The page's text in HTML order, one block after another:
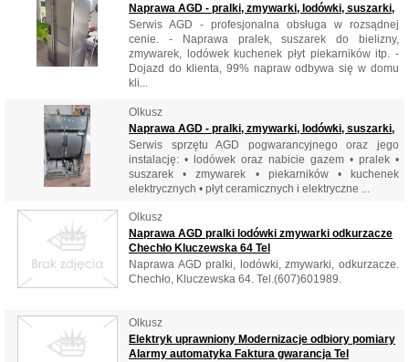
Naprawa AGD - pralki, zmywarki, lodówki, suszarki,
Serwis AGD - profesjonalna obsługa w rozsądnej
cenie. - Naprawa pralek, suszarek do bielizny,
zmywarek, lodówek kuchenek płyt piekarników itp. -
Dojazd do klienta, 99% napraw odbywa się w domu
kli...
Olkusz
Naprawa AGD - pralki, zmywarki, lodówki, suszarki,
Serwis sprzętu AGD pogwarancyjnego oraz jego
instalację: • lodówek oraz nabicie gazem • pralek •
suszarek • zmywarek • piekarników • kuchenek
elektrycznych • płyt ceramicznych i elektryczne ...
Olkusz
Naprawa AGD pralki lodówki zmywarki odkurzacze
Chechło Kluczewska 64 Tel
Naprawa AGD pralki, lodówki, zmywarki, odkurzacze.
Chechło, Kluczewska 64. Tel.(607)601989.
Olkusz
Elektryk uprawniony Modernizacje odbiory pomiary
Alarmy automatyka Faktura gwarancja Tel